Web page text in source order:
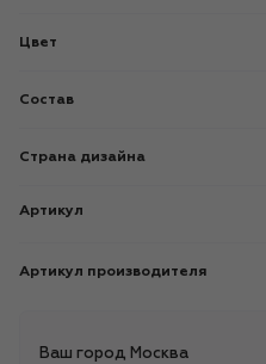
Цвет
Состав
Страна дизайна
Артикул
Артикул производителя
Ваш город Москва